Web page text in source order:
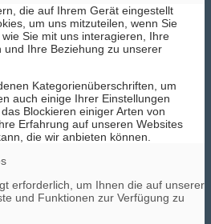
die auf Ihrem Gerät eingestellt
um uns mitzuteilen, wenn Sie
Sie mit uns interagieren, Ihre
Ihre Beziehung zu unserer
Kategorienüberschriften, um
auch einige Ihrer Einstellungen
Blockieren einiger Arten von
Erfahrung auf unseren Websites
die wir anbieten können.
erforderlich, um Ihnen die auf unserer
und Funktionen zur Verfügung zu